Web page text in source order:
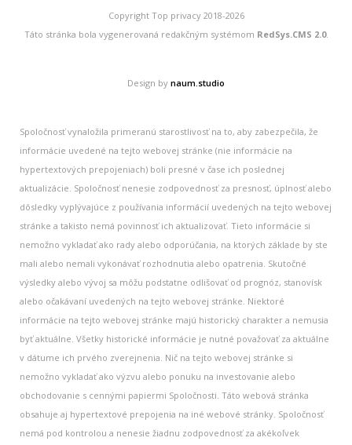
Copyright Top privacy 2018-2026
Táto stránka bola vygenerovaná redakčným systémom RedSys.CMS 2.0.
Design by naum.studio
Spoločnosť vynaložila primeranú starostlivosť na to, aby zabezpečila, že
informácie uvedené na tejto webovej stránke (nie informácie na
hypertextových prepojeniach) boli presné v čase ich poslednej
aktualizácie. Spoločnosť nenesie zodpovednosť za presnosť, úplnosť alebo
dôsledky vyplývajúce z používania informácií uvedených na tejto webovej
stránke a takisto nemá povinnosť ich aktualizovať. Tieto informácie si
nemožno vykladať ako rady alebo odporúčania, na ktorých základe by ste
mali alebo nemali vykonávať rozhodnutia alebo opatrenia. Skutočné
výsledky alebo vývoj sa môžu podstatne odlišovať od prognóz, stanovísk
alebo očakávaní uvedených na tejto webovej stránke. Niektoré
informácie na tejto webovej stránke majú historický charakter a nemusia
byť aktuálne. Všetky historické informácie je nutné považovať za aktuálne
v dátume ich prvého zverejnenia. Nič na tejto webovej stránke si
nemožno vykladať ako výzvu alebo ponuku na investovanie alebo
obchodovanie s cennými papiermi Spoločnosti. Táto webová stránka
obsahuje aj hypertextové prepojenia na iné webové stránky. Spoločnosť
nemá pod kontrolou a nenesie žiadnu zodpovednosť za akékoľvek